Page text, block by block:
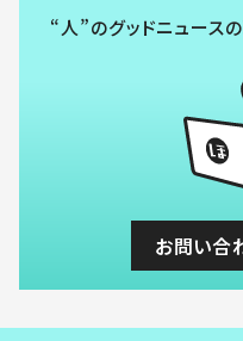
“人”のグッドニュース
お問い合